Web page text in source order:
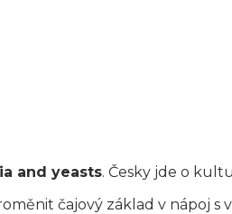
and yeasts. Česky jde o
čajový základ v nápoj